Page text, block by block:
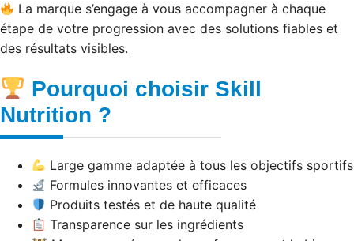
La marque s’engage à vous accompagner à chaque
étape de votre progression avec des solutions fiables et
des résultats visibles.
Pourquoi choisir Skill
Nutrition ?
Large gamme adaptée à tous les objectifs sportifs
Formules innovantes et efficaces
Produits testés et de haute qualité
Transparence sur les ingrédients